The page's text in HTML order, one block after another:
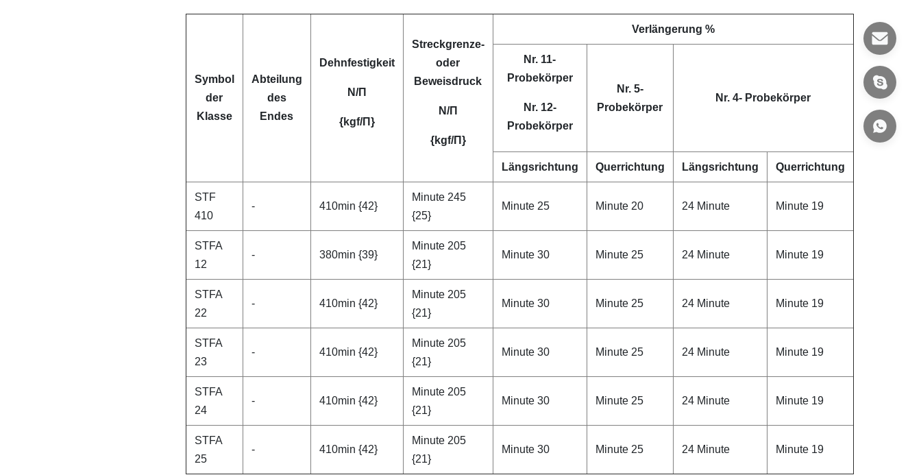
Symbol
der
Klasse
Abteilung
des
Endes
Dehnfestigkeit
N/П
{kgf/П}
Streckgrenze-
oder
Beweisdruck
N/П
{kgf/П}
Verlängerung %
Nr. 11-
Probekörper
Nr. 12-
Probekörper
Nr. 5-
Probekörper
Nr. 4- Probekörper
Längsrichtung Querrichtung Längsrichtung Querrichtung
STF
410
- 410min {42}
Minute 245
{25}
Minute 25 Minute 20 24 Minute Minute 19
STFA
12
- 380min {39}
Minute 205
{21}
Minute 30 Minute 25 24 Minute Minute 19
STFA
22
- 410min {42}
Minute 205
{21}
Minute 30 Minute 25 24 Minute Minute 19
STFA
23
- 410min {42}
Minute 205
{21}
Minute 30 Minute 25 24 Minute Minute 19
STFA
24
- 410min {42}
Minute 205
{21}
Minute 30 Minute 25 24 Minute Minute 19
STFA
25
- 410min {42}
Minute 205
{21}
Minute 30 Minute 25 24 Minute Minute 19